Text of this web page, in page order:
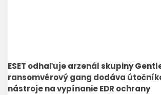
ESET odhaľuje arzenál skupiny
ransomvérový gang dodáva
nástroje na vypínanie EDR ochrany